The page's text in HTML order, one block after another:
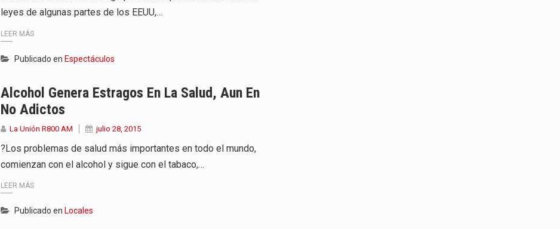
leyes de algunas partes de los EEUU,…
LEER MÁS
Publicado en Espectáculos
Alcohol Genera Estragos En La Salud, Aun En
No Adictos
La Unión R800 AM julio 28, 2015
?Los problemas de salud más importantes en todo el mundo,
comienzan con el alcohol y sigue con el tabaco,…
LEER MÁS
Publicado en Locales